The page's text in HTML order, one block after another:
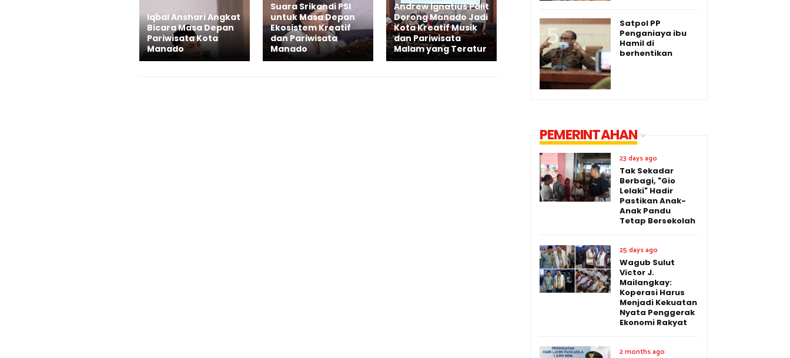
Iqbal Anshari Angkat
Bicara Masa Depan
Pariwisata Kota
Manado
Suara Srikandi PSI
untuk Masa Depan
Ekosistem Kreatif
dan Pariwisata
Manado
Andrew Ignatius Palit
Dorong Manado Jadi
Kota Kreatif Musik
dan Pariwisata
Malam yang Teratur
Satpol PP
Penganiaya ibu
Hamil di
berhentikan
PEMERINTAHAN
23 days ago
Tak Sekadar
Berbagi, "Gio
Lelaki" Hadir
Pastikan Anak-
Anak Pandu
Tetap Bersekolah
25 days ago
Wagub Sulut
Victor J.
Mailangkay:
Koperasi Harus
Menjadi Kekuatan
Nyata Penggerak
Ekonomi Rakyat
2 months ago